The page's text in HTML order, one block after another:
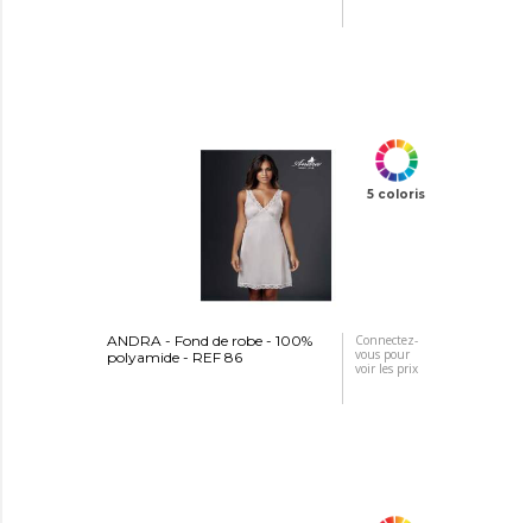
5 coloris
ANDRA - Fond de robe - 100%
polyamide - REF 86
Connectez-
vous pour
voir les prix